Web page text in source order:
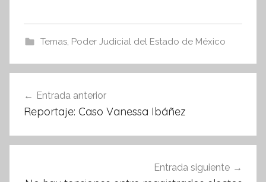
e
b
o
k
er s
A
p
Temas, Poder Judicial del Estado de México
de
Entrada anterior
Reportaje: Caso Vanessa Ibáñez
Entrada siguiente